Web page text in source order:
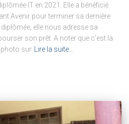
IT en 2021. Elle a bénéficié
Avenir pour terminer sa dernière
diplômée, elle nous adresse sa
son prêt. A noter que c’est la
photo sur
Lire la suite…